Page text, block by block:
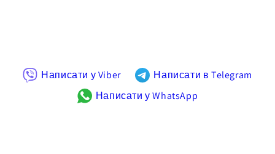
Написати у Viber
Написати в Telegram
Написати у WhatsApp